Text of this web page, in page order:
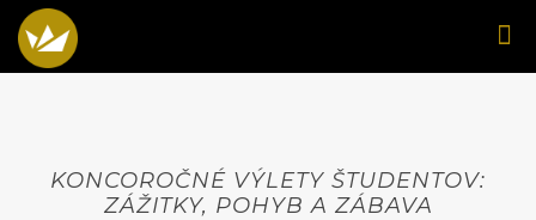
KONCOROČNÉ VÝLETY ŠTUDENTOV:
ZÁŽITKY, POHYB A ZÁBAVA